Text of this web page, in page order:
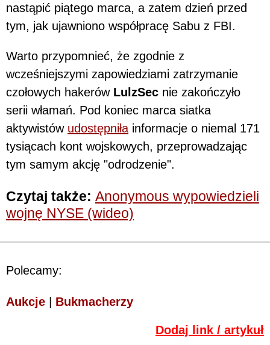
nastąpić piątego marca, a zatem dzień przed
tym, jak ujawniono współpracę Sabu z FBI.
Warto przypomnieć, że zgodnie z
wcześniejszymi zapowiedziami zatrzymanie
czołowych hakerów LulzSec nie zakończyło
serii włamań. Pod koniec marca siatka
aktywistów udostępniła informacje o niemal 171
tysiącach kont wojskowych, przeprowadzając
tym samym akcję "odrodzenie".
Czytaj także: Anonymous wypowiedzieli
wojnę NYSE (wideo)
Polecamy:
Aukcje Bukmacherzy
Dodaj link / artykuł